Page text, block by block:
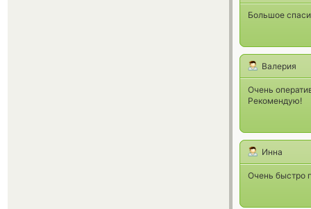
Большое
Валерия
Очень
Рекомендую!
Инна
Очень быстро